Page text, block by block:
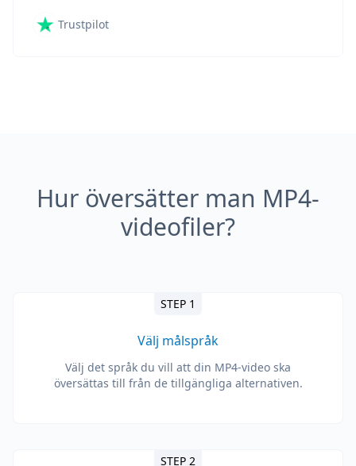
Trustpilot
Hur översätter man MP4-
videofiler?
STEP 1
Välj målspråk
Välj det språk du vill att din MP4-video ska
översättas till från de tillgängliga alternativen.
STEP 2